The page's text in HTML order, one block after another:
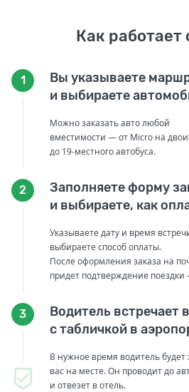
Как работает
1
Вы указываете
и выбираете
Можно заказать авто любой
вместимости — от Micro на
до 19-местного автобуса.
2
Заполняете форму
и выбираете, как
Указываете дату и время
выбираете способ оплаты.
После оформления заказа на
придет подтверждение поездки
3
Водитель встречает
с табличкой в
В нужное время водитель будет
вас на месте. Он проводит до
и отвезет в отель.